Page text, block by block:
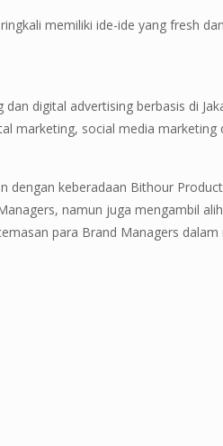
memiliki ide-ide yang fresh
digital advertising berbasis di
marketing, social media
dengan keberadaan Bithour
namun juga mengambil
para Brand Managers